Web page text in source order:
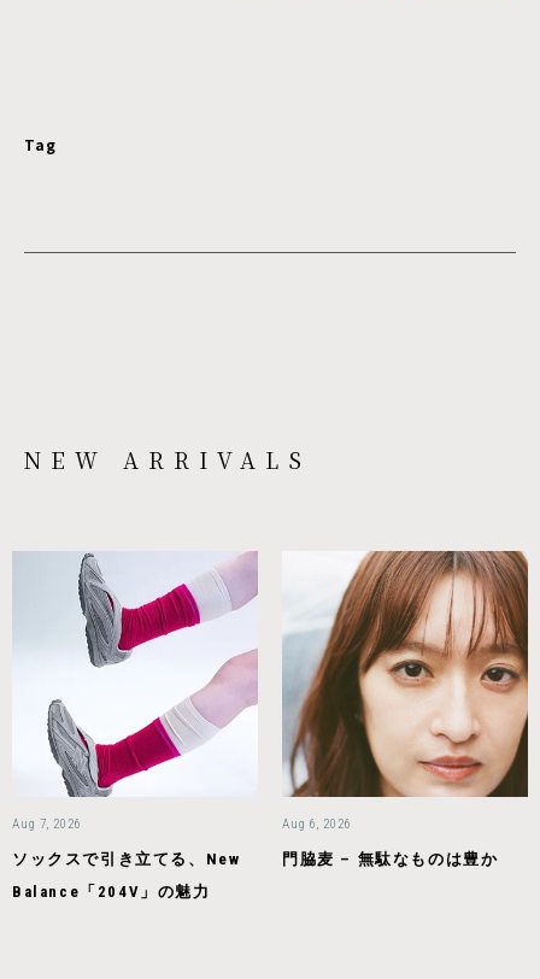
Tag
NEW ARRIVALS
Aug 7, 2026
ソックスで引き立てる、New
Balance「204V」の魅力
Aug 6, 2026
門脇麦 – 無駄なものは豊か